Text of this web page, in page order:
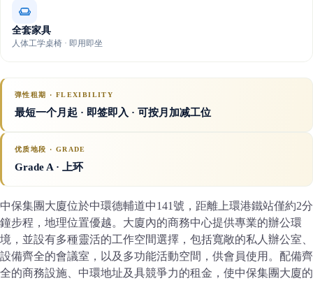
全套家具
人体工学桌椅 · 即用即坐
弹性租期 · FLEXIBILITY
最短一个月起 · 即签即入 · 可按月加减工位
优质地段 · GRADE
Grade A· 上环
中保集團大廈位於中環德輔道中141號，距離上環港鐵站僅約2分
鐘步程，地理位置優越。大廈內的商務中心提供專業的辦公環
境，並設有多種靈活的工作空間選擇，包括寬敞的私人辦公室、
設備齊全的會議室，以及多功能活動空間，供會員使用。配備齊
全的商務設施、中環地址及具競爭力的租金，使中保集團大廈的